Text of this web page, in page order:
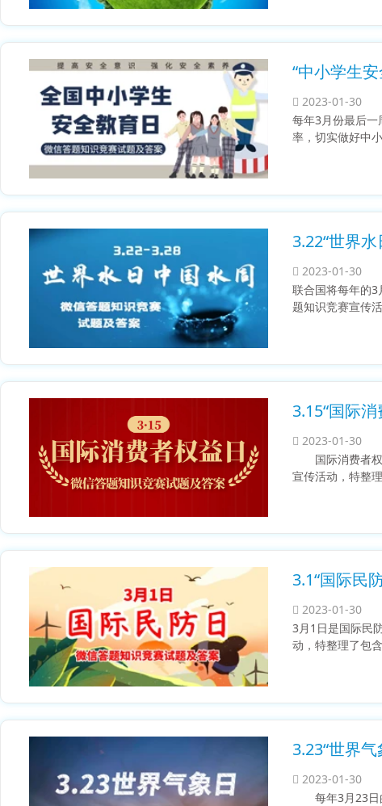
“中小学生
2023-01-30
每年3月份最后一
率，切实做好中
3.22“世界
2023-01-30
联合国将每年的3
题知识竞赛宣传
3.15“国际
2023-01-30
国际消费者
宣传活动，特整
3.1“国际民
2023-01-30
3月1日是国际民
动，特整理了包
3.23“世界
2023-01-30
每年3月23